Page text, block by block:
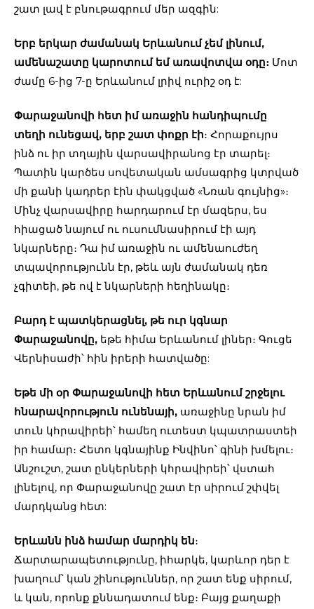
շատ լավ է բնութագրում մեր ազգին:
Երբ երկար ժամանակ Երևանում չեմ լինում,
ամենաշատը կարոտում եմ առավոտվա օդը։ Մոտ
ժամը 6-ից 7-ը Երևանում լրիվ ուրիշ օդ է:
Փարաջանովի հետ իմ առաջին հանդիպումը
տեղի ունեցավ, երբ շատ փոքր էի։ Հորաքույրս
ինձ ու իր տղային վարսավիրանոց էր տարել։
Պատին կարծես սովետական ամսագրից կտրված
մի քանի կադրեր էին փակցված «Նռան գույնից»։
Մինչ վարսավիրը հարդարում էր մազերս, ես
հիացած նայում ու ուսումնասիրում էի այդ
նկարները։ Դա իմ առաջին ու ամենաուժեղ
տպավորությունն էր, թեև այն ժամանակ դեռ
չգիտեի, թե ով է նկարների հեղինակը։
Բարդ է պատկերացնել, թե ուր կգնար
Փարաջանովը, եթե հիմա Երևանում լիներ։ Գուցե
Վերնիսաժի՝ հին իրերի հատվածը:
Եթե մի օր Փարաջանովի հետ Երևանում շրջելու
հնարավորություն ունենայի, առաջինը նրան իմ
տուն կհրավիրեի՝ համեղ ուտեստ կպատրաստեի
իր համար։ Հետո կգնայինք Ինվինո՝ գինի խմելու։
Անշուշտ, շատ ընկերների կհրավիրեի՝ վստահ
լինելով, որ Փարաջանովը շատ էր սիրում շփվել
մարդկանց հետ:
Երևանն ինձ համար մարդիկ են։
Ճարտարապետությունը, իհարկե, կարևոր դեր է
խաղում՝ կան շինություններ, որ շատ ենք սիրում,
և կան, որոնք քննադատում ենք։ Բայց քաղաքի